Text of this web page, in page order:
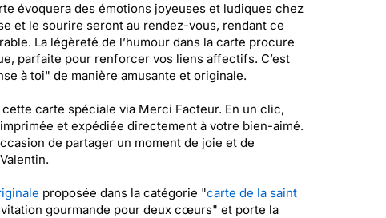
évoquera des émotions joyeuses et ludiques chez
et le sourire seront au rendez-vous, rendant ce
La légèreté de l’humour dans la carte procure
parfaite pour renforcer vos liens affectifs. C’est
à toi" de manière amusante et originale.
carte spéciale via Merci Facteur. En un clic,
et expédiée directement à votre bien-aimé.
de partager un moment de joie et de
proposée dans la catégorie "carte de la saint
gourmande pour deux cœurs" et porte la